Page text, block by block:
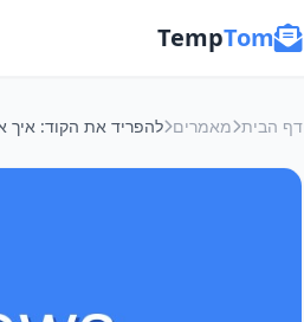
TempTom
דף הבית מאמרים